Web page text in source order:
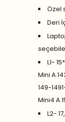
Özel
Deri
L1-
Mini
149-
Mini4
L2-